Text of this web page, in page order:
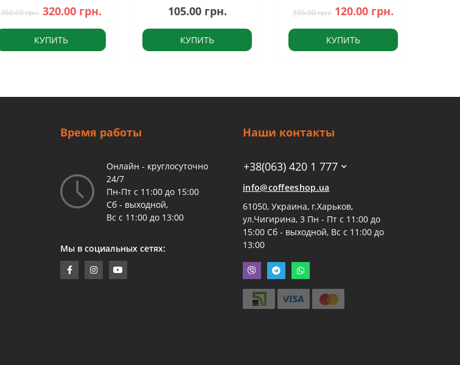
350.00 грн. 320.00 грн.
КУПИТЬ
105.00 грн.
КУПИТЬ
155.00 грн. 120.00 грн.
КУПИТЬ
Время работы
Онлайн - круглосуточно
24/7
Пн-Пт с 11:00 до 15:00
Сб - выходной,
Вс с 11:00 до 13:00
Мы в социальных сетях:
Наши контакты
+38(063) 420 1 777
info@coffeeshop.ua
61050, Украина, г.Харьков,
ул.Чигирина, 3 Пн - Пт с 11:00 до
15:00 Сб - выходной, Вс с 11:00 до
13:00